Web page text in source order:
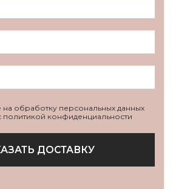
на обработку персональных данных
политикой конфиденциальности
ДОСТАВКУ